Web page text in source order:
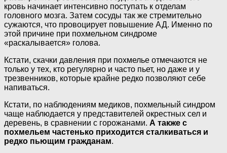
кровь начинает интенсивно поступать к отделам
головного мозга. Затем сосуды так же стремительно
сужаются, что провоцирует повышение АД. Именно по
этой причине при похмельном синдроме
«раскалывается» голова.
Кстати, скачки давления при похмелье отмечаются не
только у тех, кто регулярно и часто пьет, но даже и у
трезвенников, которые крайне редко позволяют себе
напиваться.
Кстати, по наблюдениям медиков, похмельный синдром
чаще наблюдается у представителей окрестных сел и
деревень, в сравнении с горожанами. А также с
похмельем частенько приходится сталкиваться и
редко пьющим гражданам.